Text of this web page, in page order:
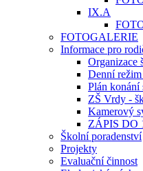
IX.A
FOTOGALERIE
Informace pro
Organizace
Denní
Plán konání
ZŠ Vrdy -
Kamerový
ZÁPIS DO
Školní poradenství
Projekty
Evaluační činnost